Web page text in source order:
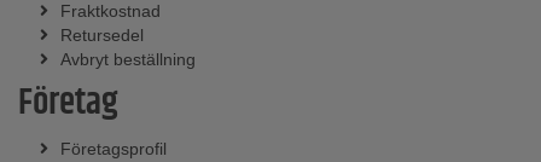
Fraktkostnad
Retursedel
Avbryt beställning
Företag
Företagsprofil